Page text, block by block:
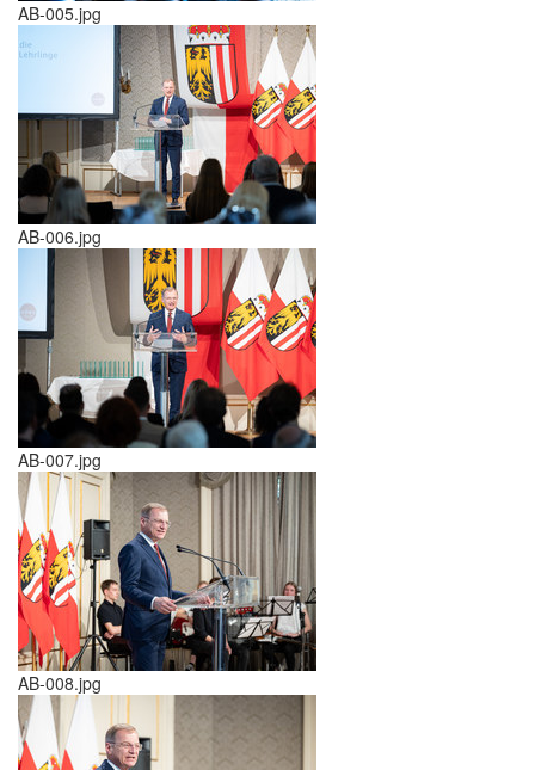
AB-005.jpg
AB-006.jpg
AB-007.jpg
AB-008.jpg